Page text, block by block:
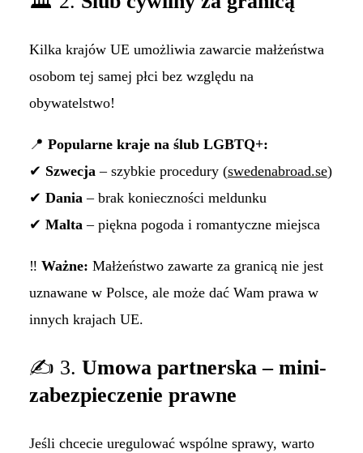
Kilka krajów UE umożliwia zawarcie małżeństwa
osobom tej samej płci bez względu na
obywatelstwo!
📍 Popularne kraje na ślub LGBTQ+:
✔ Szwecja – szybkie procedury (swedenabroad.se)
✔ Dania – brak konieczności meldunku
✔ Malta – piękna pogoda i romantyczne miejsca
‼ Ważne: Małżeństwo zawarte za granicą nie jest
uznawane w Polsce, ale może dać Wam prawa w
innych krajach UE.
✍ 3. Umowa partnerska – mini-
zabezpieczenie prawne
Jeśli chcecie uregulować wspólne sprawy, warto